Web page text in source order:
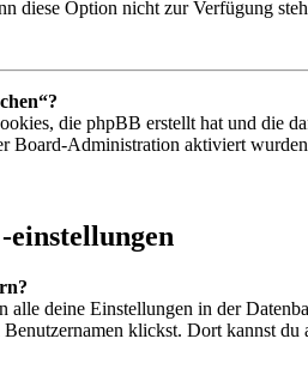
diese Option nicht zur Verfügung
die phpBB erstellt hat und die
Board-Administration aktiviert
alle deine Einstellungen in der
klickst. Dort kannst du